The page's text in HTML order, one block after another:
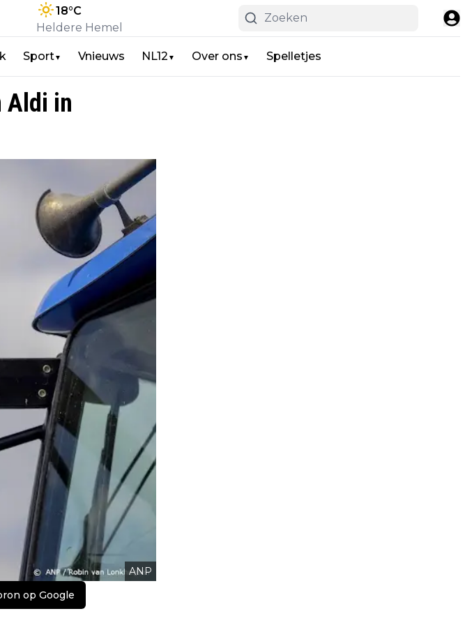
18°C
Heldere Hemel
Sport▼ Vnieuws NL12 ▼ Over ons ▼ Spelletjes
Aldi in
ANP
op Google